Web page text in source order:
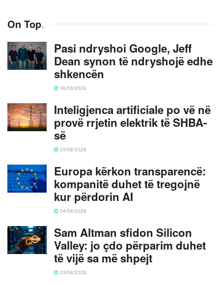
On Top.
Pasi ndryshoi Google, Jeff
Dean synon të ndryshojë edhe
shkencën
06/08/2026
Inteligjenca artificiale po vë në
provë rrjetin elektrik të SHBA-
së
03/08/2026
Europa kërkon transparencë:
kompanitë duhet të tregojnë
kur përdorin AI
04/08/2026
Sam Altman sfidon Silicon
Valley: jo çdo përparim duhet
të vijë sa më shpejt
03/08/2026